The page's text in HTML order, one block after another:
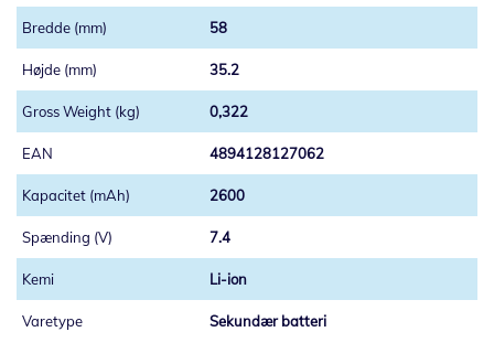
58
35.2
0,322
4894128127062
2600
7.4
Li-ion
Sekundær batteri